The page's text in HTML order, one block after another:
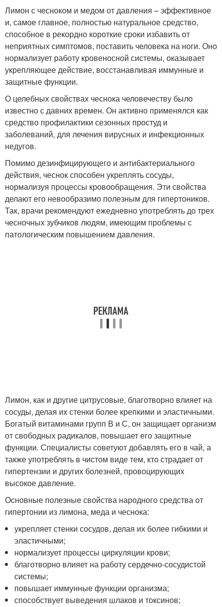
Лимон с чесноком и медом от давления – эффективное
и, самое главное, полностью натуральное средство,
способное в рекордно короткие сроки избавить от
неприятных симптомов, поставить человека на ноги. Оно
нормализует работу кровеносной системы, оказывает
укрепляющее действие, восстанавливая иммунные и
защитные функции.
О целебных свойствах чеснока человечеству было
известно с давних времен. Он активно применялся как
средство профилактики сезонных простуд и
заболеваний, для лечения вирусных и инфекционных
недугов.
Помимо дезинфицирующего и антибактериального
действия, чеснок способен укреплять сосуды,
нормализуя процессы кровообращения. Эти свойства
делают его невообразимо полезным для гипертоников.
Так, врачи рекомендуют ежедневно употреблять до трех
чесночных зубчиков людям, имеющим проблемы с
патологическим повышением давления.
Лимон, как и другие цитрусовые, благотворно влияет на
сосуды, делая их стенки более крепкими и эластичными.
Богатый витаминами групп В и С, он защищает организм
от свободных радикалов, повышает его защитные
функции. Специалисты советуют добавлять его в чай, а
также употреблять в чистом виде тем, кто страдает от
гипертензии и других болезней, провоцирующих
высокое давление.
Основные полезные свойства народного средства от
гипертонии из лимона, меда и чеснока:
укрепляет стенки сосудов, делая их более гибкими и
эластичными;
нормализует процессы циркуляции крови;
благотворно влияет на работу сердечно-сосудистой
системы;
повышает иммунные функции организма;
способствует выведения шлаков и токсинов;